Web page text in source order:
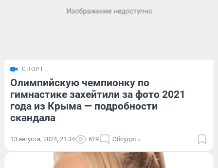
СПОРТ
Олимпийскую чемпионку по
гимнастике захейтили за фото 2021
года из Крыма — подробности
скандала
13 августа, 2024, 21:34 619 Обсудить